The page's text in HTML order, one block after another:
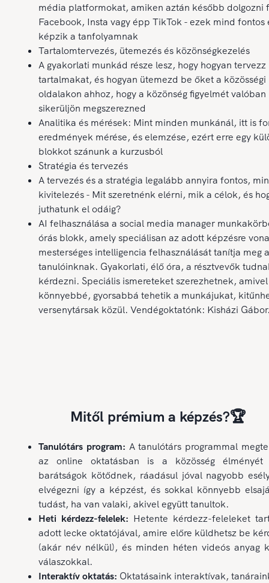
média platformokat, amiken aztán később dolgozni
Facebook, Insta vagy épp TikTok - ezek mind fontos
képzik a tanfolyamnak
Tartalomtervezés, ütemezés és közönségkezelés
A gyakorlati munkád része lesz, hogy hogyan tervezz
tartalmakat, és hogyan ütemezd be őket a közösségi
oldalakon ahhoz, hogy a közönség figyelmét valóban
sikerüljön megszerezned
Analitika és mérések: Mint minden munkánál, itt is
eredmények mérése, és elemzése, ezért erre egy
blokkot szánunk a kurzusból
Stratégia és tervezés
A tervezés és a stratégia legalább annyira fontos,
kivitelezés - Mit szeretnénk elérni, mik a célok, és
juthatunk el odáig?
AI felhasználása a social media manager
órás blokk, amely speciálisan az adott képzésre
mesterséges intelligencia felhasználását tanítja meg a
tanulóinknak. Gyakorlati, élő óra, a résztvevők
kérdezni. Speciális ismereteket szerezhetnek, amivel
könnyebbé, gyorsabbá tehetik a munkájukat,
versenytársak közül. Vendégoktatónk: Kisházi
Mitől prémium a képzés?🏆
Tanulótárs program: A tanulótárs programmal
az online oktatásban is a közösség
barátságok kötődnek, ráadásul jóval nagyobb
elvégezni így a képzést, és sokkal könnyebb
tudást, ha van valaki, akivel együtt tanultok.
Heti kérdezz-felelek: Hetente kérdezz-feleleket
adott lecke oktatójával, amire előre küldhetsz be
(akár név nélkül), és minden héten videós anyag
válaszokkal.
Interaktív oktatás: Oktatásaink interaktívak,